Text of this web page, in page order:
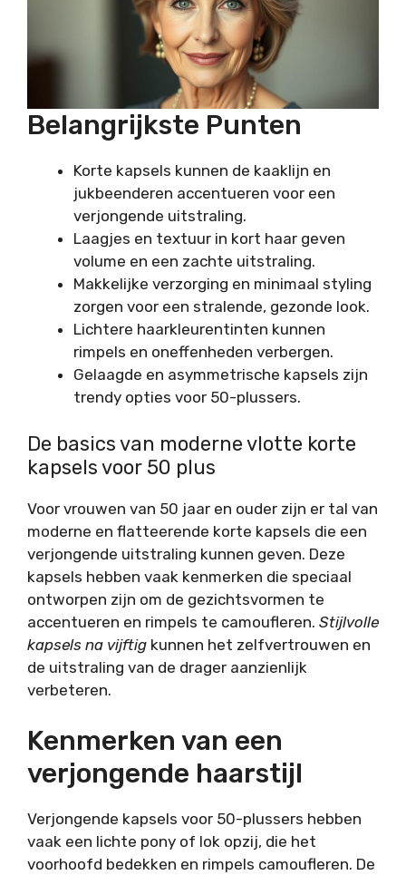
Belangrijkste Punten
Korte kapsels kunnen de kaaklijn en
jukbeenderen accentueren voor een
verjongende uitstraling.
Laagjes en textuur in kort haar geven
volume en een zachte uitstraling.
Makkelijke verzorging en minimaal styling
zorgen voor een stralende, gezonde look.
Lichtere haarkleurentinten kunnen
rimpels en oneffenheden verbergen.
Gelaagde en asymmetrische kapsels zijn
trendy opties voor 50-plussers.
De basics van moderne vlotte korte
kapsels voor 50 plus
Voor vrouwen van 50 jaar en ouder zijn er tal van
moderne en flatteerende korte kapsels die een
verjongende uitstraling kunnen geven. Deze
kapsels hebben vaak kenmerken die speciaal
ontworpen zijn om de gezichtsvormen te
accentueren en rimpels te camoufleren. Stijlvolle
kapsels na vijftig kunnen het zelfvertrouwen en
de uitstraling van de drager aanzienlijk
verbeteren.
Kenmerken van een
verjongende haarstijl
Verjongende kapsels voor 50-plussers hebben
vaak een lichte pony of lok opzij, die het
voorhoofd bedekken en rimpels camoufleren. De